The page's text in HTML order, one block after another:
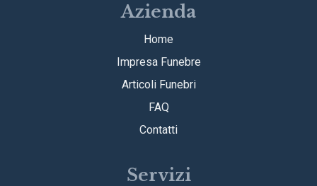
Azienda
Home
Impresa Funebre
Articoli Funebri
FAQ
Contatti
Servizi